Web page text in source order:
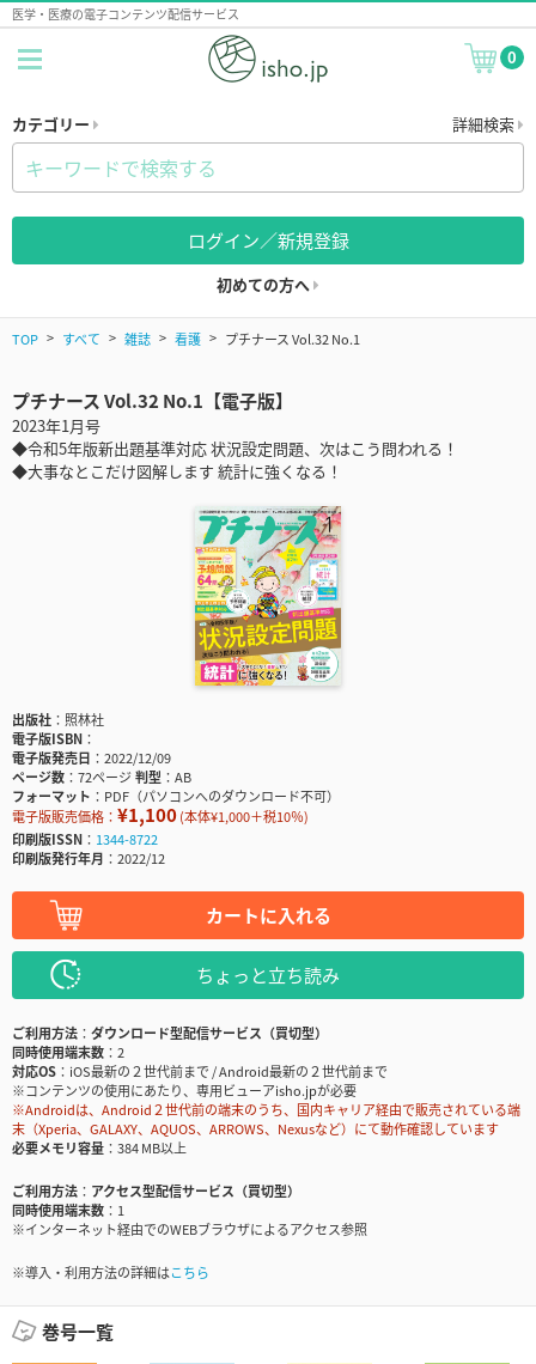
医学・医療の電子コンテンツ配信サービス
0
カテゴリー 詳細検索
ログイン／新規登録
初めての方へ
TOP すべて 雑誌 看護 プチナース Vol.32 No.1
プチナース Vol.32 No.1【電子版】
2023年1月号
◆令和5年版新出題基準対応 状況設定問題、次はこう問われる！
◆大事なとこだけ図解します 統計に強くなる！
出版社
照林社
電子版ISBN
電子版発売日
2022/12/09
ページ数
72ページ判型
AB
フォーマット
PDF（パソコンへのダウンロード不可）
電子版販売価格： ¥1,100(本体¥1,000＋税10％)
印刷版ISSN
1344-8722
印刷版発行年月
2022/12
カートに入れる
ちょっと立ち読み
ご利用方法
ダウンロード型配信サービス（買切型）
同時使用端末数
2
対応OS
iOS最新の２世代前まで / Android最新の２世代前まで
※コンテンツの使用にあたり、専用ビューアisho.jpが必要
※Androidは、Android２世代前の端末のうち、国内キャリア経由で販売されている端
末（Xperia、GALAXY、AQUOS、ARROWS、Nexusなど）にて動作確認しています
必要メモリ容量
384 MB以上
ご利用方法
アクセス型配信サービス（買切型）
同時使用端末数
1
※インターネット経由でのWEBブラウザによるアクセス参照
※導入・利用方法の詳細はこちら
巻号一覧